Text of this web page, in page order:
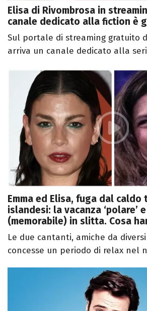
Elisa di Rivombrosa in
canale dedicato alla fiction è
Sul portale di streaming gratuito
arriva un canale dedicato alla
Emma ed Elisa, fuga dal caldo
islandesi: la vacanza ‘polare’
(memorabile) in slitta. Cosa
Le due cantanti, amiche da
concesse un periodo di relax nel